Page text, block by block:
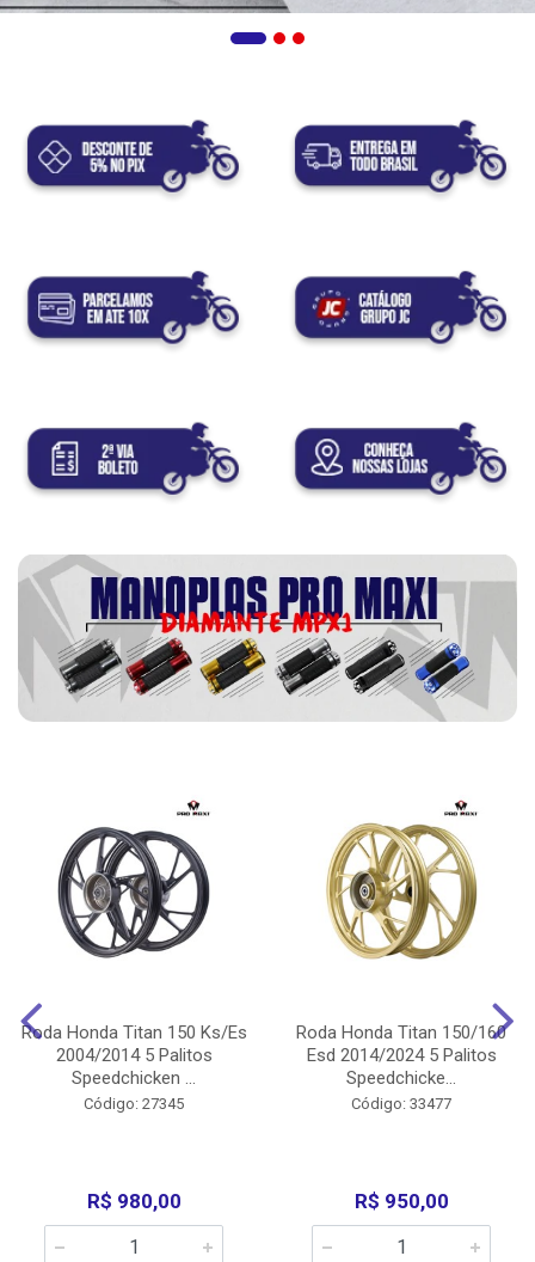
Roda Honda Titan 150 Ks/Es
2004/2014 5 Palitos
Speedchicken ...
Código: 27345
R$ 980,00
Roda Honda Titan 150/160
Esd 2014/2024 5 Palitos
Speedchicke...
Código: 33477
R$ 950,00